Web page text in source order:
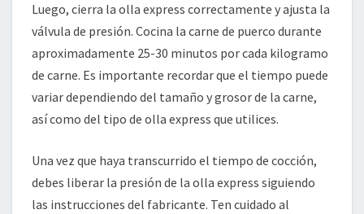
Luego, cierra la olla express correctamente y ajusta la
válvula de presión. Cocina la carne de puerco durante
aproximadamente 25-30 minutos por cada kilogramo
de carne. Es importante recordar que el tiempo puede
variar dependiendo del tamaño y grosor de la carne,
así como del tipo de olla express que utilices.
Una vez que haya transcurrido el tiempo de cocción,
debes liberar la presión de la olla express siguiendo
las instrucciones del fabricante. Ten cuidado al